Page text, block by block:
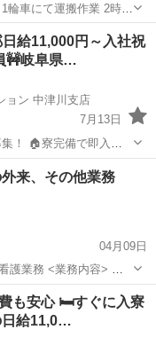
給11,000円～入社祝
🚧岐阜県…
ョン 中津川支店
7月13日
！ 🏠寮完備で即入寮
迎＆カップル応募も大
ませんか？ 💴【日
来、その他業務
04月09日
護業務 <業務内容> 血
場情報> 施設内健診:受
おります 巡回対応エリ
も安心 🛏️すぐに入寮
日給11,0…